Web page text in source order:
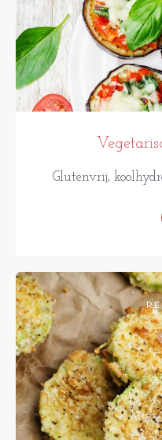
Glutenvrij,